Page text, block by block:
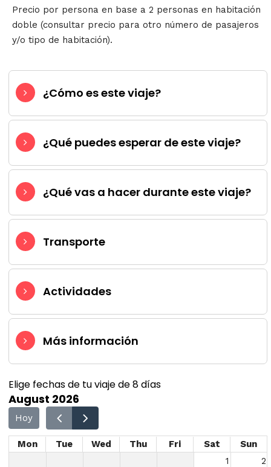
Precio por persona en base a 2 personas en habitación
doble (consultar precio para otro número de pasajeros
y/o tipo de habitación).
¿Cómo es este viaje?
¿Qué puedes esperar de este viaje?
¿Qué vas a hacer durante este viaje?
Transporte
Actividades
Más información
Elige fechas de tu viaje de 8 días
August 2026
Hoy
Mon Tue Wed Thu Fri Sat
Sun
1
2